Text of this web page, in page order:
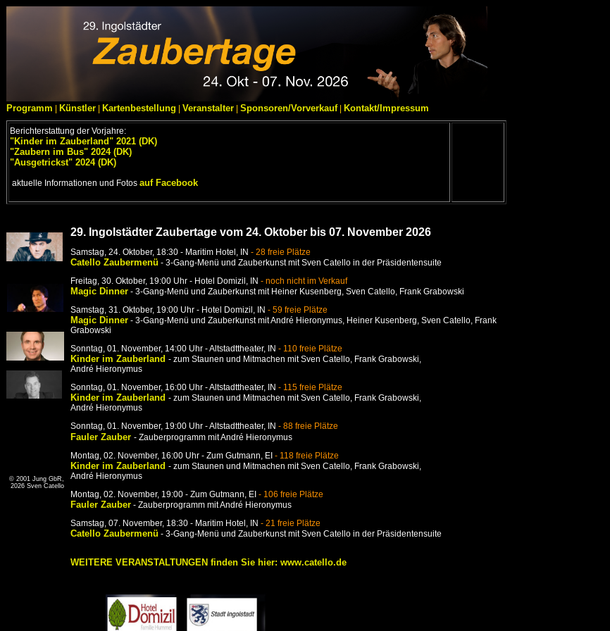
Programm Künstler Kartenbestellung Veranstalter Sponsoren/Vorverkauf| Kontakt/Impressum
Berichterstattung der Vorjahre:
"Kinder im Zauberland" 2021 (DK)
"Zaubern im Bus" 2024 (DK)
"Ausgetrickst" 2024 (DK)
aktuelle Informationen und Fotos auf Facebook
© 2001 Jung GbR,
2026 Sven Catello
29. Ingolstädter Zaubertage vom 24. Oktober bis 07. November 2026
Samstag, 24. Oktober, 18:30 - Maritim Hotel, IN - 28 freie Plätze
Catello Zaubermenü - 3-Gang-Menü und ZauberkunstmitSven Catello in der Präsidentensuite
Freitag, 30. Oktober, 19:00 Uhr - Hotel Domizil, IN - noch nicht im Verkauf
Magic Dinner - 3-Gang-Menü und Zauberkunstmit Heiner Kusenberg, Sven Catello, Frank Grabowski
Samstag, 31. Oktober, 19:00 Uhr - Hotel Domizil, IN - 59 freie Plätze
Magic Dinner - 3-Gang-Menü und ZauberkunstmitAndré Hieronymus, Heiner Kusenberg, Sven Catello, Frank
Grabowski
Sonntag, 01. November, 14:00 Uhr -Altstadttheater, IN - 110 freie Plätze
Kinder im Zauberland - zum Staunen und Mitmachen mit Sven Catello, Frank Grabowski,
André Hieronymus
Sonntag, 01. November, 16:00 Uhr -Altstadttheater, IN - 115 freie Plätze
Kinder im Zauberland - zum Staunen und Mitmachen mit Sven Catello, Frank Grabowski,
André Hieronymus
Sonntag, 01. November, 19:00 Uhr -Altstadttheater, IN - 88 freie Plätze
Fauler Zauber - Zauberprogramm mitAndré Hieronymus
Montag, 02. November, 16:00 Uhr - Zum Gutmann, EI - 118 freie Plätze
Kinder im Zauberland - zum Staunen und Mitmachen mit Sven Catello, Frank Grabowski,
André Hieronymus
Montag, 02. November, 19:00 - Zum Gutmann, EI - 106 freie Plätze
Fauler Zauber - Zauberprogramm mitAndré Hieronymus
Samstag, 07. November, 18:30 - Maritim Hotel, IN - 21 freie Plätze
Catello Zaubermenü - 3-Gang-Menü und ZauberkunstmitSven Catello in der Präsidentensuite
WEITERE VERANSTALTUNGEN finden Sie hier: www.catello.de